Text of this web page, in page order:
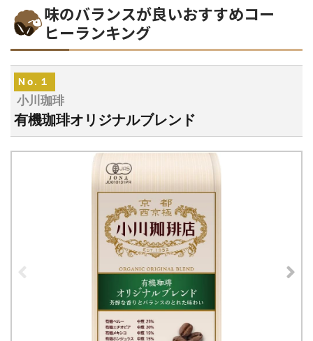
11
澤井珈琲
コーヒー豆4種類セット
3,999円 Amazon
煎 香醇
13
14
オリジナルブレンド
3,432円
おいしいカフェインレスコーヒー デカフェ
マイルドブレンド
味のバランスが良いおすすめコー
ヒーランキング
No.１
小川珈琲
有機珈琲オリジナルブレンド